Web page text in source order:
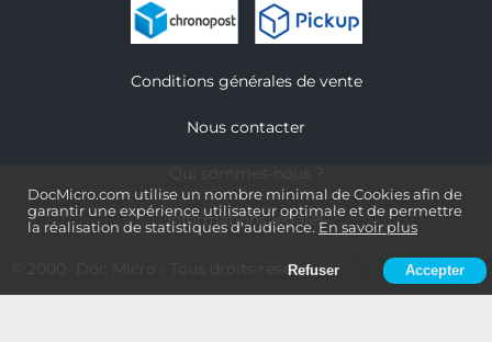
DocMicro.com utilise un nombre minimal de Cookies afin de
garantir une expérience utilisateur optimale et de permettre
la réalisation de statistiques d'audience. En savoir plus
Refuser Accepter
Conditions générales de vente
Nous contacter
Informations légales
- Tous droits réservés